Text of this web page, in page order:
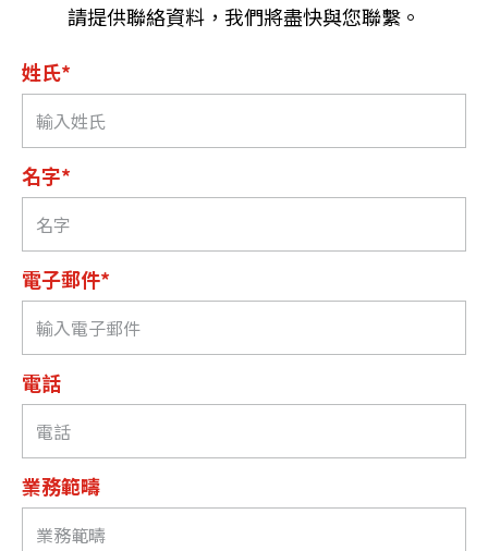
請提供聯絡資料，我們將盡快與您聯繫。
姓氏*
名字*
電子郵件*
電話
業務範疇